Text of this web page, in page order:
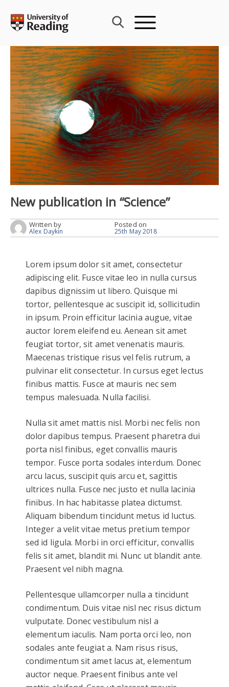
content
New publication in “Science”
Written by
Alex Daykin
Posted on
25th May 2018
Lorem ipsum dolor sit amet, consectetur
adipiscing elit. Fusce vitae leo in nulla cursus
dapibus dignissim ut libero. Quisque mi
tortor, pellentesque ac suscipit id, sollicitudin
in ipsum. Proin efficitur lacinia augue, vitae
auctor lorem eleifend eu. Aenean sit amet
feugiat tortor, sit amet venenatis mauris.
Maecenas tristique risus vel felis rutrum, a
pulvinar elit consectetur. In cursus eget lectus
finibus mattis. Fusce at mauris nec sem
tempus malesuada. Nulla facilisi.
Nulla sit amet mattis nisl. Morbi nec felis non
dolor dapibus tempus. Praesent pharetra dui
porta nisl finibus, eget convallis mauris
tempor. Fusce porta sodales interdum. Donec
arcu lacus, suscipit quis arcu et, sagittis
ultrices nulla. Fusce nec justo et nulla lacinia
finibus. In hac habitasse platea dictumst.
Aliquam bibendum tincidunt metus id luctus.
Integer a velit vitae metus pretium tempor
sed id ligula. Morbi in orci efficitur, convallis
felis sit amet, blandit mi. Nunc ut blandit ante.
Praesent vel nibh magna.
Pellentesque ullamcorper nulla a tincidunt
condimentum. Duis vitae nisl nec risus dictum
vulputate. Donec vestibulum nisl a
elementum iaculis. Nam porta orci leo, non
sodales ante feugiat a. Nam risus risus,
condimentum sit amet lacus at, elementum
auctor neque. Praesent finibus ante vel